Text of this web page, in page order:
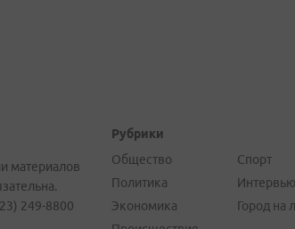
материалов
249-8800
Рубрики
Общество
Политика
Экономика
Спорт
Интервью
Город на